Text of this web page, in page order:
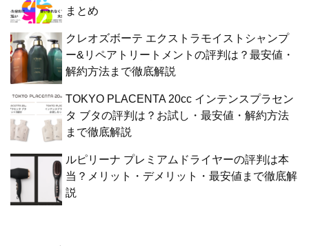
まとめ
クレオズボーテ エクストラモイストシャンプ
ー&リペアトリートメントの評判は？最安値・
解約方法まで徹底解説
TOKYO PLACENTA 20cc インテンスプラセン
タ ブタの評判は？お試し・最安値・解約方法
まで徹底解説
ルピリーナ プレミアムドライヤーの評判は本
当？メリット・デメリット・最安値まで徹底解
説